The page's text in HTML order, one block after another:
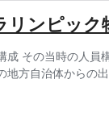
リンピッ
成 その当時の人員
地方自治体からの